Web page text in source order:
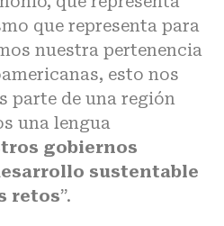
que representa para
nuestra pertenencia
esto nos
parte de una región
una lengua
gobiernos
sustentable
retos”.